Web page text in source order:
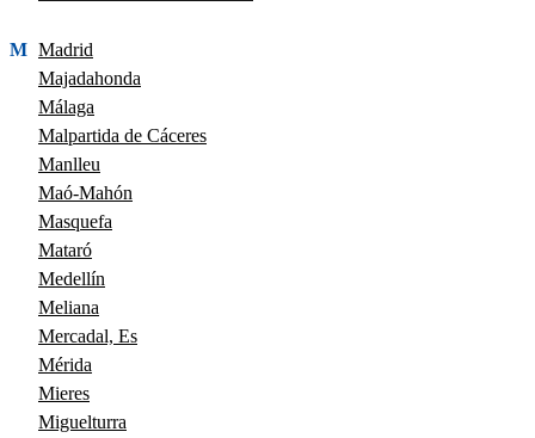
M Madrid
Majadahonda
Málaga
Malpartida de Cáceres
Manlleu
Maó-Mahón
Masquefa
Mataró
Medellín
Meliana
Mercadal, Es
Mérida
Mieres
Miguelturra